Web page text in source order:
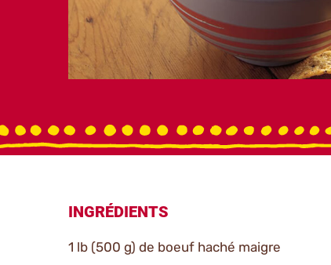
INGRÉDIENTS
1 lb (500 g) de boeuf haché maigre